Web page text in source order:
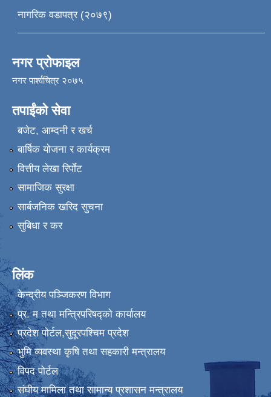
नागरिक वडापत्र (२०७९)
नगर प्रोफाइल
नगर पार्श्वचित्र २०७५
तपाईंको सेवा
बजेट, आम्दनी र खर्च
बार्षिक योजना र कार्यक्रम
वित्तीय लेखा रिर्पाेट
सामाजिक सुरक्षा
सार्बजनिक खरिद सुचना
सुबिधा र कर
लिंक
केन्द्रीय पञ्जिकरण विभाग
प्र. म तथा मन्त्रिपरिषद्को कार्यालय
प्रदेश पाेर्टल,सुदूरपश्चिम प्रदेश
भुमि व्यवस्था कृषि तथा सहकारी मन्त्रालय
विपद पोर्टल
संघीय मामिला तथा सामान्य प्रशासन मन्त्रालय